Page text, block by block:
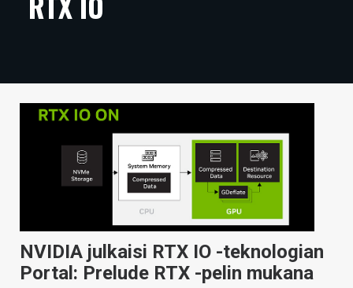
ARTIKKELIT
TECHBBS
TIETOA
NVIDIA julkaisi RTX IO -teknologian
Portal: Prelude RTX -pelin mukana